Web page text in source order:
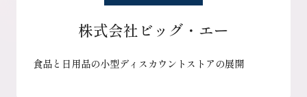
株式会社ビッグ・エー
食品と日用品の小型ディスカウントストアの展開